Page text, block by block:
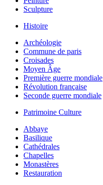
Sculpture
Histoire
Archéologie
Commune de paris
Croisades
Moyen Âge
Première guerre mondiale
Révolution française
Seconde guerre mondiale
Patrimoine Culture
Abbaye
Basilique
Cathédrales
Chapelles
Monastères
Restauration